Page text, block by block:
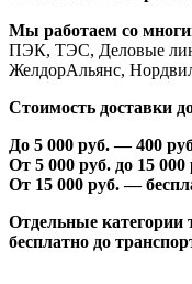
Мы работаем со
ПЭК, ТЭС, Деловые
ЖелдорАльянс,
Стоимость доставки
До 5 000 руб. —400
От 5 000 руб. до 15
От 15 000 руб. —
Отдельные категории
бесплатно до